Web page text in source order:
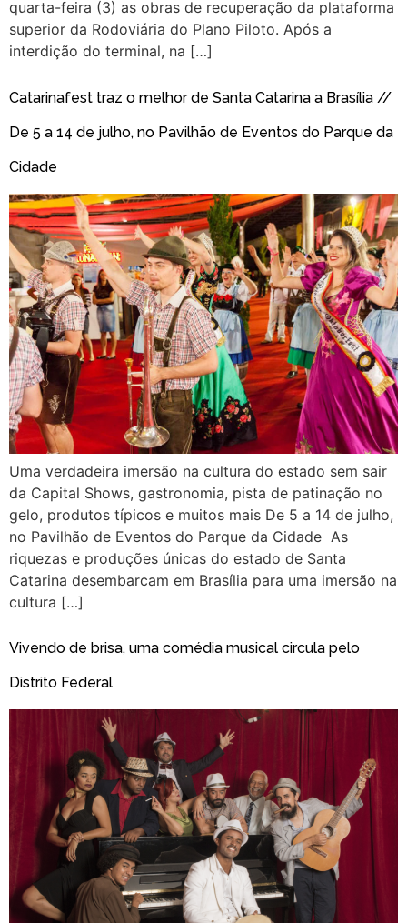
quarta-feira (3) as obras de recuperação da plataforma
superior da Rodoviária do Plano Piloto. Após a
interdição do terminal, na […]
Catarinafest traz o melhor de Santa Catarina a Brasília //
De 5 a 14 de julho, no Pavilhão de Eventos do Parque da
Cidade
Uma verdadeira imersão na cultura do estado sem sair
da Capital Shows, gastronomia, pista de patinação no
gelo, produtos típicos e muitos mais De 5 a 14 de julho,
no Pavilhão de Eventos do Parque da Cidade As
riquezas e produções únicas do estado de Santa
Catarina desembarcam em Brasília para uma imersão na
cultura […]
Vivendo de brisa, uma comédia musical circula pelo
Distrito Federal